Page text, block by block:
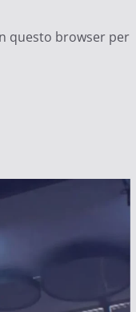
questo browser per